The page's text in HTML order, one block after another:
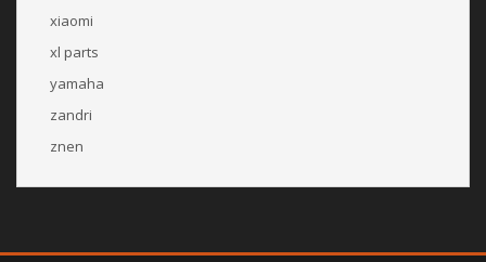
xiaomi
xl parts
yamaha
zandri
znen